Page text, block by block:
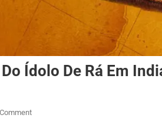
Ídolo De Rá Em
On